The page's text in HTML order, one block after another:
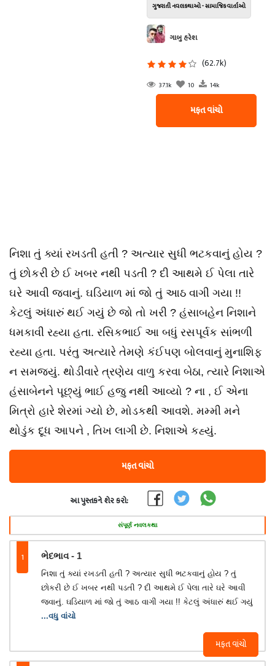
ગુજરાતી નવલકથાઓ - સામાજિક વાર્તાઓ
ગાબુ હરેશ
(62.7k)
37.1k 10 14k
મફત વાંચો
નિશા તું ક્યાં રખડતી હતી ? અત્યાર સુધી ભટકવાનું હોય ?
તું છોકરી છે ઈ ખબર નથી પડતી ? દી આથમે ઈ પેલા તારે
ઘરે આવી જવાનું. ઘડિયાળ માં જો તું આઠ વાગી ગયા !!
કેટલું અંધારું થઈ ગયું છે જો તો ખરી ? હંસાબહેન નિશાને
ધમકાવી રહ્યા હતા. રસિકભાઈ આ બધું રસપૂર્વક સાંભળી
રહ્યા હતા. પરંતુ અત્યારે તેમણે કંઈપણ બોલવાનું મુનાશિફ
ન સમજ્યું. થોડીવારે ત્રણેય વાળુ કરવા બેઠા, ત્યારે નિશાએ
હંસાબેનને પૂછ્યું ભાઈ હજુ નથી આવ્યો ? ના , ઈ એના
મિત્રો હારે શેરમાં ગ્યો છે, મોડકથી આવશે. મમ્મી મને
થોડુંક દૂધ આપને , તિખ લાગી છે. નિશાએ કહ્યું.
મફત વાંચો
આ પુસ્તકને શેર કરો:
સંપૂર્ણ નવલકથા
1 ભેદભાવ - 1
મફત વાંચો
નિશા તું ક્યાં રખડતી હતી ? અત્યાર સુધી ભટકવાનું હોય ? તું
છોકરી છે ઈ ખબર નથી પડતી ? દી આથમે ઈ પેલા તારે ઘરે આવી
જવાનું. ઘડિયાળ માં જો તું આઠ વાગી ગયા !! કેટલું અંધારું થઈ ગયું
...વધુ વાંચો